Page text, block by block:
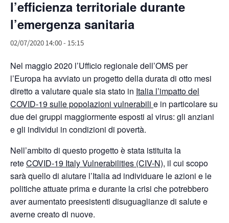
l’efficienza territoriale durante
l’emergenza sanitaria
02/07/2020 14:00- 15:15
Nel maggio 2020 l’Ufficio regionale dell’OMS per
l’Europa ha avviato un progetto della durata di otto mesi
diretto a valutare quale sia stato in Italia l’impatto del
COVID-19 sulle popolazioni vulnerabili e in particolare su
due dei gruppi maggiormente esposti al virus: gli anziani
e gli individui in condizioni di povertà.
Nell’ambito di questo progetto è stata istituita la
reteCOVID-19 Italy Vulnerabilities (CIV-N), il cui scopo
sarà quello di aiutare l’Italia ad individuare le azioni e le
politiche attuate prima e durante la crisi che potrebbero
aver aumentato preesistenti disuguaglianze di salute e
averne creato di nuove.